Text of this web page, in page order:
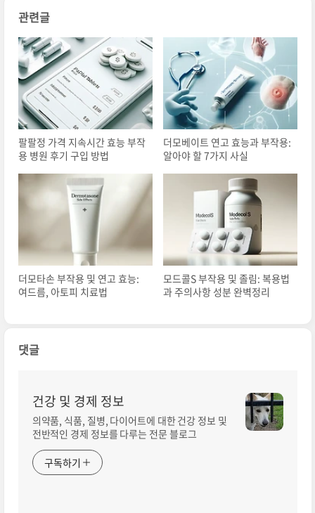
관련글
팔팔정 가격 지속시간 효능 부작
용 병원 후기 구입 방법
더모베이트 연고 효능과 부작용:
알아야 할 7가지 사실
더모타손 부작용 및 연고 효능:
여드름, 아토피 치료법
모드콜S 부작용 및 졸림: 복용법
과 주의사항 성분 완벽정리
댓글
건강 및 경제 정보
의약품, 식품, 질병, 다이어트에 대한 건강 정보 및
전반적인 경제 정보를 다루는 전문 블로그
구독하기